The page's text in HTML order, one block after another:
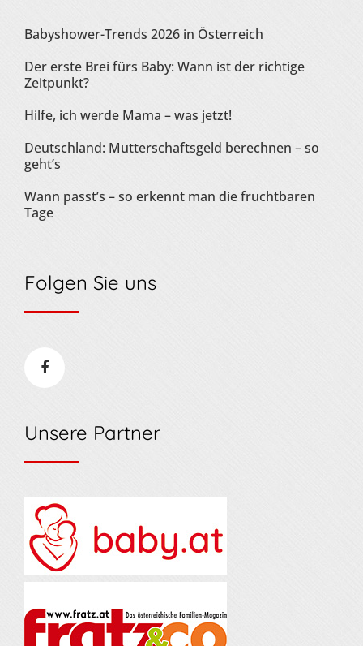
Babyshower-Trends 2026 in Österreich
Der erste Brei fürs Baby: Wann ist der richtige
Zeitpunkt?
Hilfe, ich werde Mama – was jetzt!
Deutschland: Mutterschaftsgeld berechnen – so
geht’s
Wann passt’s – so erkennt man die fruchtbaren
Tage
Folgen Sie uns
Unsere Partner